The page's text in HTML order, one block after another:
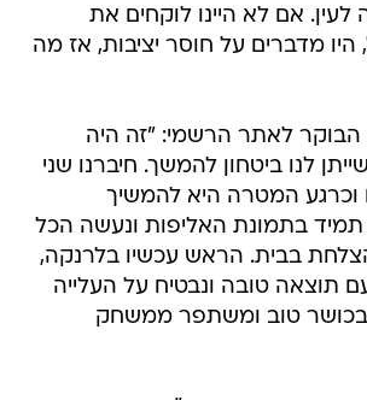
לעין. אם לא היינו לוקחים את
היו מדברים על חוסר יציבות, אז מה
הבוקר לאתר הרשמי: "זה היה
לנו ביטחון להמשך. חיברנו שני
וכרגע המטרה היא להמשיך
בתמונת האליפות ונעשה הכל
בבית. הראש עכשיו בלרנקה,
תוצאה טובה ונבטיח על העלייה
בכושר טוב ומשתפר ממשחק